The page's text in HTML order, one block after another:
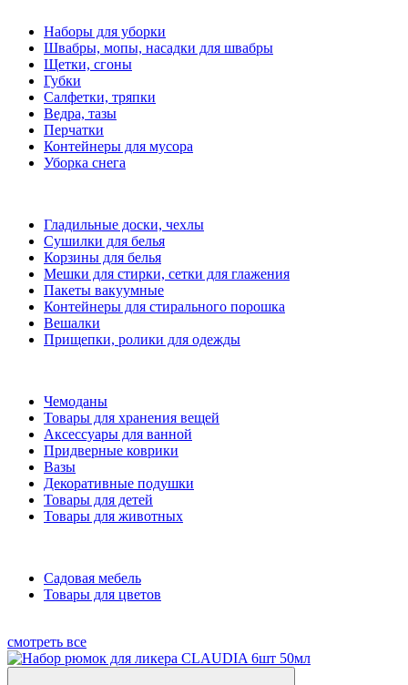
Наборы для уборки
Швабры, мопы, насадки для швабры
Щетки, сгоны
Губки
Салфетки, тряпки
Ведра, тазы
Перчатки
Контейнеры для мусора
Уборка снега
Гладильные доски, чехлы
Сушилки для белья
Корзины для белья
Мешки для стирки, сетки для глажения
Пакеты вакуумные
Контейнеры для стирального порошка
Вешалки
Прищепки, ролики для одежды
Чемоданы
Товары для хранения вещей
Аксессуары для ванной
Придверные коврики
Вазы
Декоративные подушки
Товары для детей
Товары для животных
Садовая мебель
Товары для цветов
смотреть все